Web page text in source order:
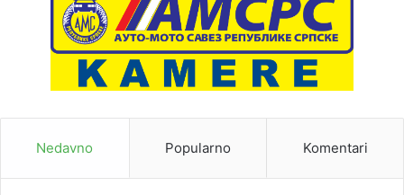
Nedavno Popularno Komentari